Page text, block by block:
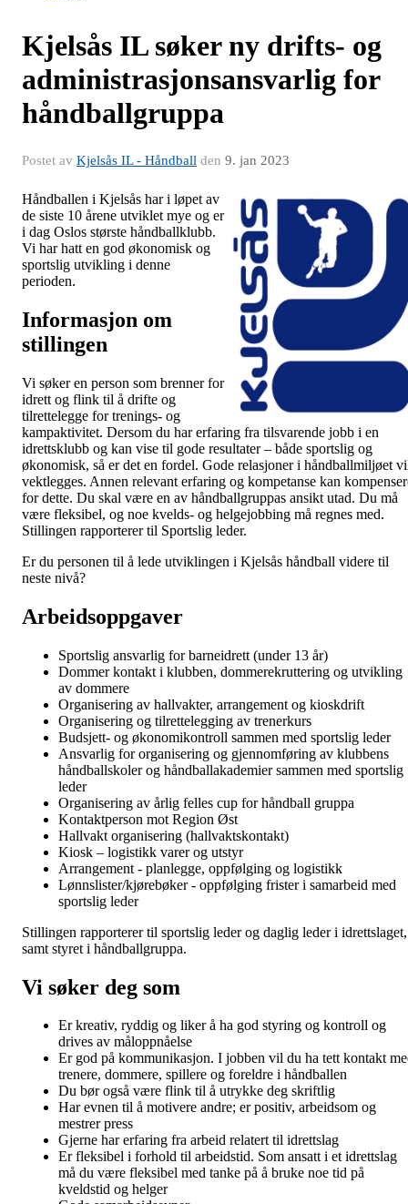
Kjelsås IL søker ny drifts- og
administrasjonsansvarlig for
håndballgruppa
Postet av Kjelsås IL - Håndball den 9. jan 2023
Håndballen i Kjelsås har i løpet av
de siste 10 årene utviklet mye og er
i dag Oslos største håndballklubb.
Vi har hatt en god økonomisk og
sportslig utvikling i denne
perioden.
Informasjon om
stillingen
Vi søker en person som brenner for
idrett og flink til å drifte og
tilrettelegge for trenings- og
kampaktivitet. Dersom du har erfaring fra tilsvarende jobb i en
idrettsklubb og kan vise til gode resultater – både sportslig og
økonomisk, så er det en fordel. Gode relasjoner i håndballmiljøet
vektlegges. Annen relevant erfaring og kompetanse kan
for dette. Du skal være en av håndballgruppas ansikt utad. Du må
være fleksibel, og noe kvelds- og helgejobbing må regnes med.
Stillingen rapporterer til Sportslig leder.
Er du personen til å lede utviklingen i Kjelsås håndball videre til
neste nivå?
Arbeidsoppgaver
Sportslig ansvarlig for barneidrett (under 13 år)
Dommer kontakt i klubben, dommerekruttering og utvikling
av dommere
Organisering av hallvakter, arrangement og kioskdrift
Organisering og tilrettelegging av trenerkurs
Budsjett- og økonomikontroll sammen med sportslig leder
Ansvarlig for organisering og gjennomføring av klubbens
håndballskoler og håndballakademier sammen med sportslig
leder
Organisering av årlig felles cup for håndball gruppa
Kontaktperson mot Region Øst
Hallvakt organisering (hallvaktskontakt)
Kiosk – logistikk varer og utstyr
Arrangement - planlegge, oppfølging og logistikk
Lønnslister/kjørebøker - oppfølging frister i samarbeid med
sportslig leder
Stillingen rapporterer til sportslig leder og daglig leder i idrettslaget,
samt styret i håndballgruppa.
Vi søker deg som
Er kreativ, ryddig og liker å ha god styring og kontroll og
drives av måloppnåelse
Er god på kommunikasjon. I jobben vil du ha tett kontakt
trenere, dommere, spillere og foreldre i håndballen
Du bør også være flink til å utrykke deg skriftlig
Har evnen til å motivere andre; er positiv, arbeidsom og
mestrer press
Gjerne har erfaring fra arbeid relatert til idrettslag
Er fleksibel i forhold til arbeidstid. Som ansatt i et idrettslag
må du være fleksibel med tanke på å bruke noe tid på
kveldstid og helger